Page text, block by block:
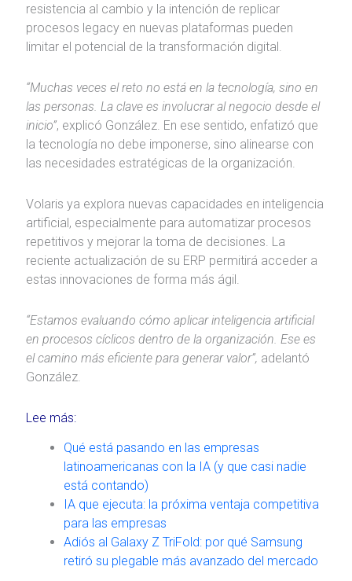
resistencia al cambio y la intención de replicar
procesos legacy en nuevas plataformas pueden
limitar el potencial de la transformación digital.
“Muchas veces el reto no está en la tecnología, sino en
las personas. La clave es involucrar al negocio desde el
inicio”, explicó González. En ese sentido, enfatizó que
la tecnología no debe imponerse, sino alinearse con
las necesidades estratégicas de la organización.
Volaris ya explora nuevas capacidades en inteligencia
artificial, especialmente para automatizar procesos
repetitivos y mejorar la toma de decisiones. La
reciente actualización de su ERP permitirá acceder a
estas innovaciones de forma más ágil.
“Estamos evaluando cómo aplicar inteligencia artificial
en procesos cíclicos dentro de la organización. Ese es
el camino más eficiente para generar valor”, adelantó
González.
Lee más:
Qué está pasando en las empresas
latinoamericanas con la IA (y que casi nadie
está contando)
IA que ejecuta: la próxima ventaja competitiva
para las empresas
Adiós al Galaxy Z TriFold: por qué Samsung
retiró su plegable más avanzado del mercado